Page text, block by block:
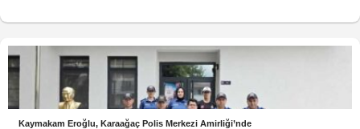
Kaymakam Eroğlu, Karaağaç Polis Merkezi Amirliği’nde